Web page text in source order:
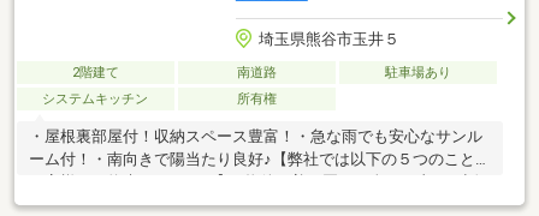
埼玉県熊谷市玉井５
2階建て 南道路
駐車場あり
システムキッチン
所有権
・屋根裏部屋付！収納スペース豊富！・急な雨でも安心なサンル
ーム付！・南向きで陽当たり良好♪【弊社では以下の５つのことを
しします。2.無理な売り込みや契約の催促、突然の訪問等、しつ